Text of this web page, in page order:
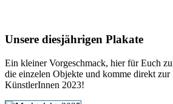
Unsere diesjährigen Plakate
Ein kleiner Vorgeschmack, hier für Euch
die einzelen Objekte und komme direkt zur
KünstlerInnen 2023!